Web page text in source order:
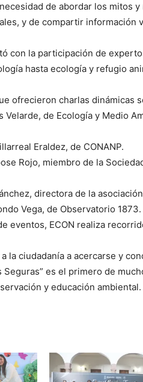
de abordar los mitos
y de compartir información
con la participación de
hasta ecología y refugio
ofrecieron charlas dinámicas
Velarde, de Ecología y Medio
Eraldez, de CONANP.
Rojo, miembro de la
directora de la
Vega, de Observatorio 1873.
eventos, ECON realiza
la ciudadanía a acercarse y
Seguras” es el primero de
y educación ambiental.